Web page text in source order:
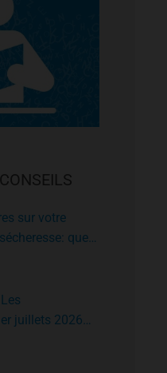
sur votre
que
juillets 2026